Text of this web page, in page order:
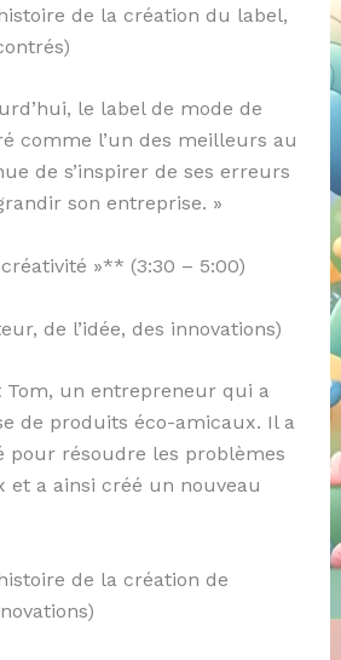
de la création du label,
le label de mode de
comme l’un des meilleurs au
de s’inspirer de ses erreurs
son entreprise. »
»** (3:30 – 5:00)
de l’idée, des innovations)
Tom, un entrepreneur qui a
de produits éco-amicaux. Il a
pour résoudre les problèmes
et a ainsi créé un nouveau
de la création de